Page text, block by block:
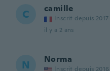
C camille
Inscrit depuis 2017
il y a 2 ans
N Norma
Inscrit depuis 2016